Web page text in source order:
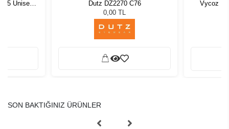
55 Unisex
Dutz DZ2270 C76
0,00 TL
Vycoz
SON BAKTIĞINIZ ÜRÜNLER